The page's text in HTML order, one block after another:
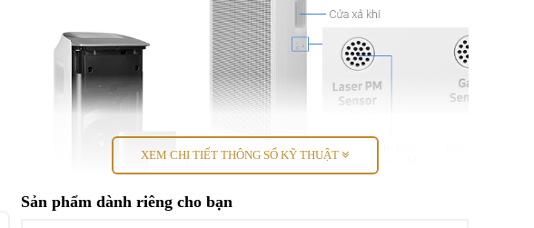
XEM CHI TIẾT THÔNG SỐ KỸ THUẬT
Sản phẩm dành riêng cho bạn